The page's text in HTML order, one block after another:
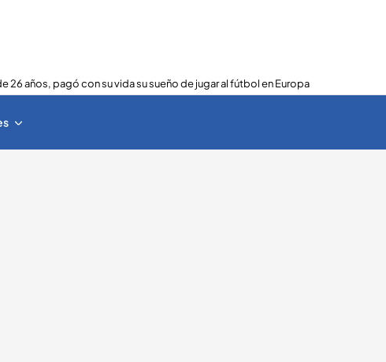
26 años, pagó con su vida su sueño de jugar al fútbol en Europa